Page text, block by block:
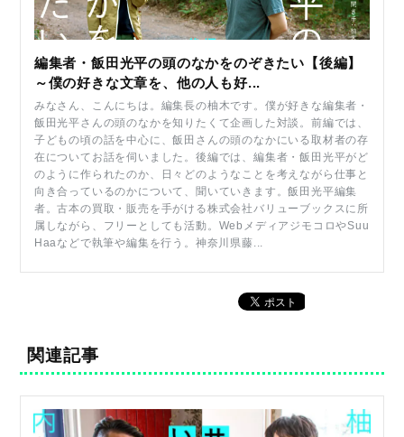
編集者・飯田光平の頭のなかをのぞきたい【後編】
～僕の好きな文章を、他の人も好...
みなさん、こんにちは。編集長の柚木です。僕が好きな編集者・
飯田光平さんの頭のなかを知りたくて企画した対談。前編では、
子どもの頃の話を中心に、飯田さんの頭のなかにいる取材者の存
在についてお話を伺いました。後編では、編集者・飯田光平がど
のように作られたのか、日々どのようなことを考えながら仕事と
向き合っているのかについて、聞いていきます。飯田光平編集
者。古本の買取・販売を手がける株式会社バリューブックスに所
属しながら、フリーとしても活動。WebメディアジモコロやSuu
Haaなどで執筆や編集を行う。神奈川県藤...
関連記事